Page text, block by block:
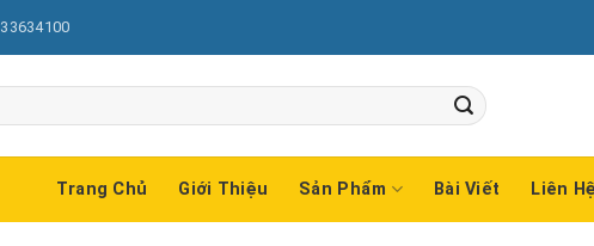
Trang Chủ Giới Thiệu Sản Phẩm Bài Viết Liên Hệ